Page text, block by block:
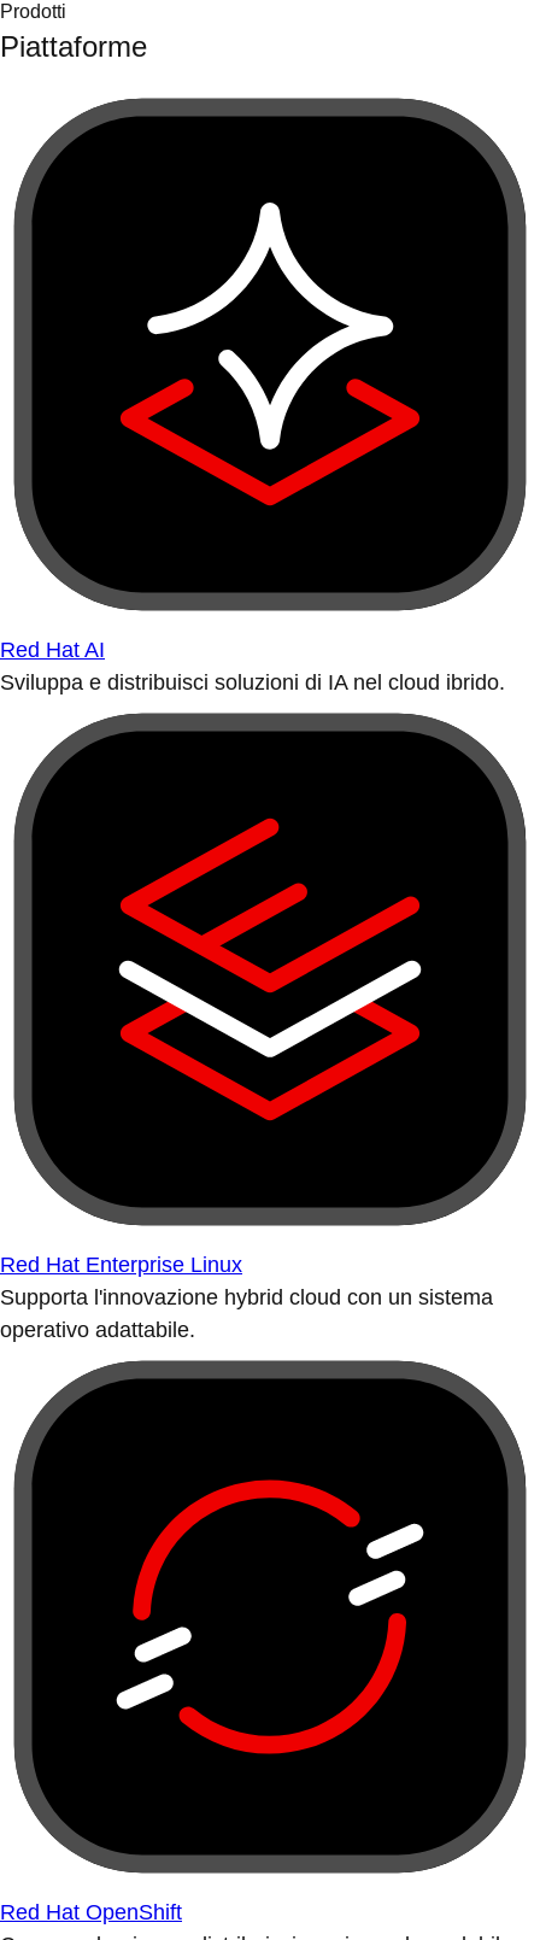
Prodotti
Piattaforme
Red Hat AI
Sviluppa e distribuisci soluzioni di IA nel cloud ibrido.
Red Hat Enterprise Linux
Supporta l'innovazione hybrid cloud con un sistema
operativo adattabile.
Red Hat OpenShift